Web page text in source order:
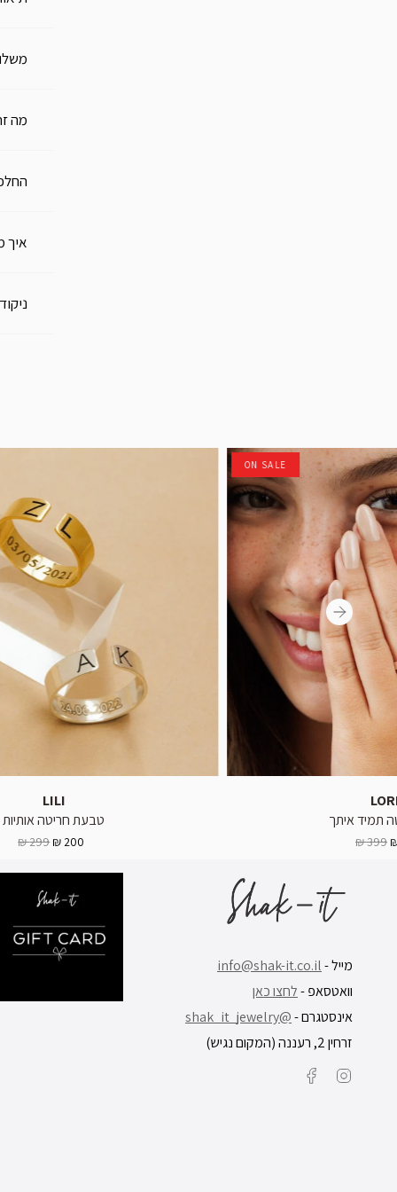
מה
איך
LILI
טבעת חריטה אותיות
200 ₪
299 ₪
ON SALE
תמיד איתך
399 ₪
מייל -info@shak-it.co.il
וואטסאפ -לחצו כאן
אינסטגרם -@shak_it_jewelry
זרחין 2, רעננה (המקום נגיש)
Instagram